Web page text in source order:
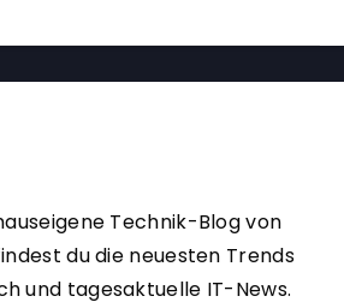
Technik-Blog von
du die neuesten Trends
und tagesaktuelle IT-News.